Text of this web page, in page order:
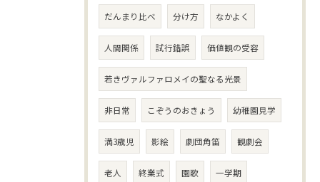
だんまり比べ 分け方 なかよく
人間関係 試行錯誤 価値観の受容
若きヴァルファロメイの聖なる光景
非日常 こぞうのおきょう 幼稚園見学
満3歳児 影絵 劇団角笛 観劇会
老人 終業式 園歌 一学期